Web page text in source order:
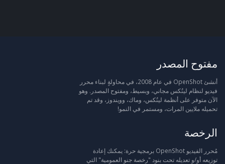
مفتوح المصدر
أنشئ OpenShot في عام 2008، في محاولةٍ لبناء محرر
فيديو لنظام لينُكس مجاني، وبسيط، ومفتوح المصدر. وهو
الآن متوفر على أنظمة لينُكس، وماك، وويندوز، وقد تم
تحميله ملايين المرات، ومستمر في النمو!
الرخصة
مُحرر الفيديو OpenShot برمجية حرة: يمكنك إعادة
توزيعه أو/و تعديله تحت بنود "رخصة جنو العمومية" التي